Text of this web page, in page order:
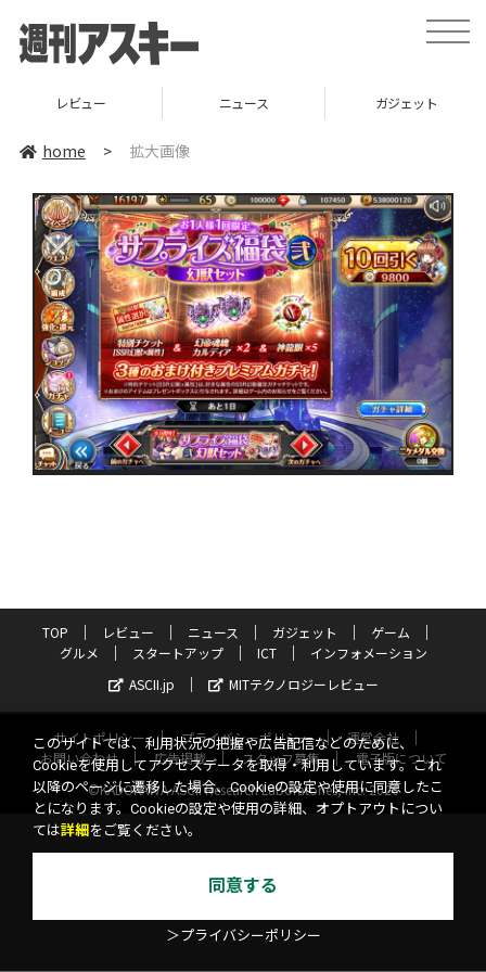
toggle
レビュー ニュース ガジェット
home > 拡大画像
TOP レビュー ニュース ガジェット
ゲーム
グルメ
スタートアップ ICT
インフォメーション
ASCII.jp
MITテクノロジーレビュー
サイトポリシー プライバシーポリシー
運営会社
お問い合わせ
広告掲載 スタッフ募集
電子版について
©KADOKAWA ASCII Research Laboratories, Inc. 2026
このサイトでは、利用状況の把握や広告配信などのために、
Cookieを使用してアクセスデータを取得・利用しています。これ
以降のページに遷移した場合、Cookieの設定や使用に同意したこ
とになります。Cookieの設定や使用の詳細、オプトアウトについ
ては詳細 をご覧ください。
同意する
＞プライバシーポリシー